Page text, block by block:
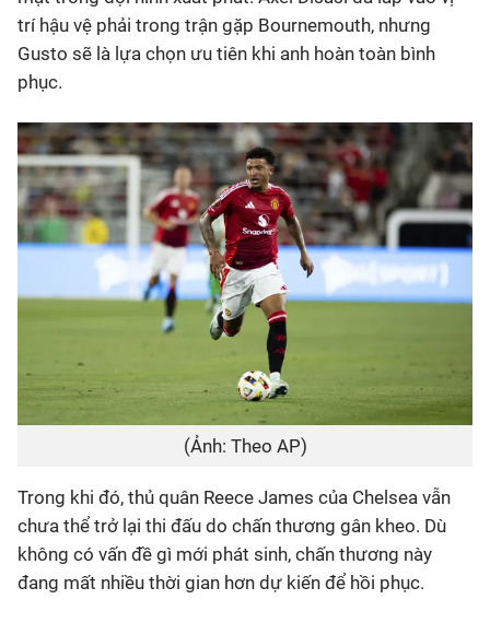
trí hậu vệ phải trong trận gặp Bournemouth, nhưng
Gusto sẽ là lựa chọn ưu tiên khi anh hoàn toàn bình
phục.
(Ảnh: Theo AP)
Trong khi đó, thủ quân Reece James của Chelsea vẫn
chưa thể trở lại thi đấu do chấn thương gân kheo. Dù
không có vấn đề gì mới phát sinh, chấn thương này
đang mất nhiều thời gian hơn dự kiến để hồi phục.